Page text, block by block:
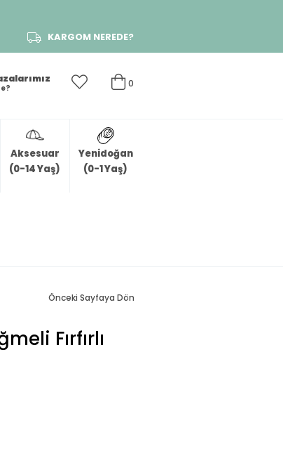
KARGOM NEREDE?
0
Aksesuar
(0-14 Yaş)
Yenidoğan
(0-1 Yaş)
Önceki Sayfaya Dön
Fırfırlı